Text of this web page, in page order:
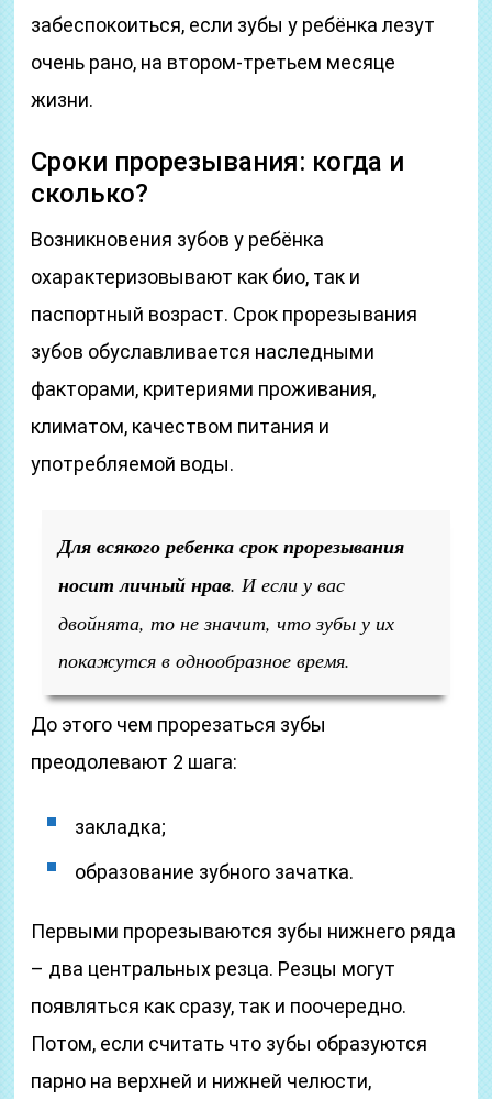
забеспокоиться, если зубы у ребёнка лезут
очень рано, на втором-третьем месяце
жизни.
Сроки прорезывания: когда и
сколько?
Возникновения зубов у ребёнка
охарактеризовывают как био, так и
паспортный возраст. Срок прорезывания
зубов обуславливается наследными
факторами, критериями проживания,
климатом, качеством питания и
употребляемой воды.
Для всякого ребенка срок прорезывания
носит личный нрав. И если у вас
двойнята, то не значит, что зубы у их
покажутся в однообразное время.
До этого чем прорезаться зубы
преодолевают 2 шага:
закладка;
образование зубного зачатка.
Первыми прорезываются зубы нижнего ряда
– два центральных резца. Резцы могут
появляться как сразу, так и поочередно.
Потом, если считать что зубы образуются
парно на верхней и нижней челюсти,